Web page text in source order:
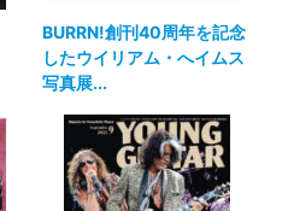
BURRN!創刊40周年を記念
したウイリアム・へイムス
写真展...